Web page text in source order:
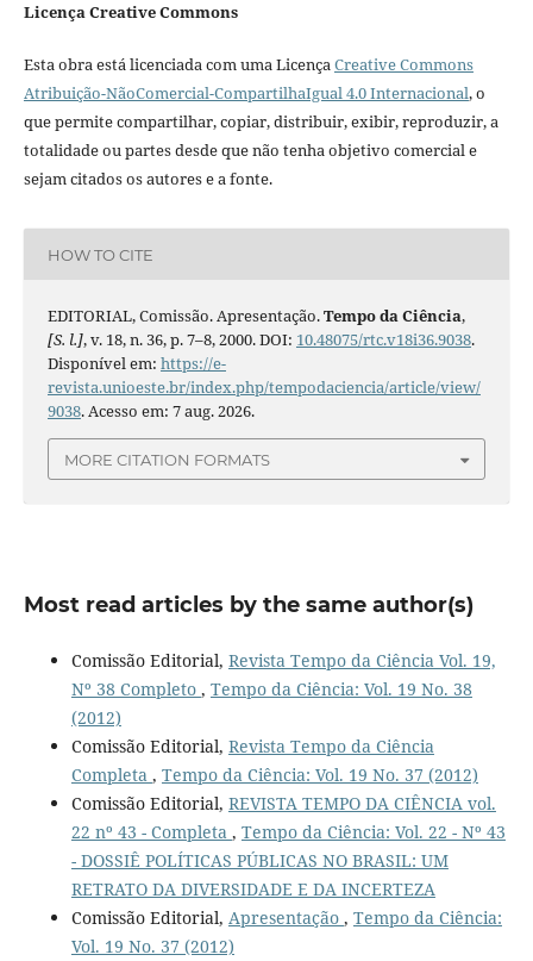
Licença Creative Commons
Esta obra está licenciada com uma LicençaCreative Commons
Atribuição-NãoComercial-CompartilhaIgual 4.0 Internacional, o
que permite compartilhar, copiar, distribuir, exibir, reproduzir, a
totalidade ou partes desde que não tenha objetivo comercial e
sejam citados os autores e a fonte.
HOW TO CITE
EDITORIAL, Comissão. Apresentação.Tempo da Ciência,
[S. l.], v. 18, n. 36, p. 7–8, 2000. DOI: 10.48075/rtc.v18i36.9038.
Disponível em: https://e-
revista.unioeste.br/index.php/tempodaciencia/article/view/
9038. Acesso em: 7 aug. 2026.
MORE CITATION FORMATS
Most read articles by the same author(s)
Comissão Editorial, Revista Tempo da Ciência Vol. 19,
Nº 38 Completo , Tempo da Ciência: Vol. 19 No. 38
(2012)
Comissão Editorial, Revista Tempo da Ciência
Completa , Tempo da Ciência: Vol. 19 No. 37 (2012)
Comissão Editorial, REVISTA TEMPO DA CIÊNCIA vol.
22 nº 43 - Completa , Tempo da Ciência: Vol. 22 - Nº 43
- DOSSIÊ POLÍTICAS PÚBLICAS NO BRASIL: UM
RETRATO DA DIVERSIDADE E DA INCERTEZA
Comissão Editorial, Apresentação , Tempo da Ciência:
Vol. 19 No. 37 (2012)